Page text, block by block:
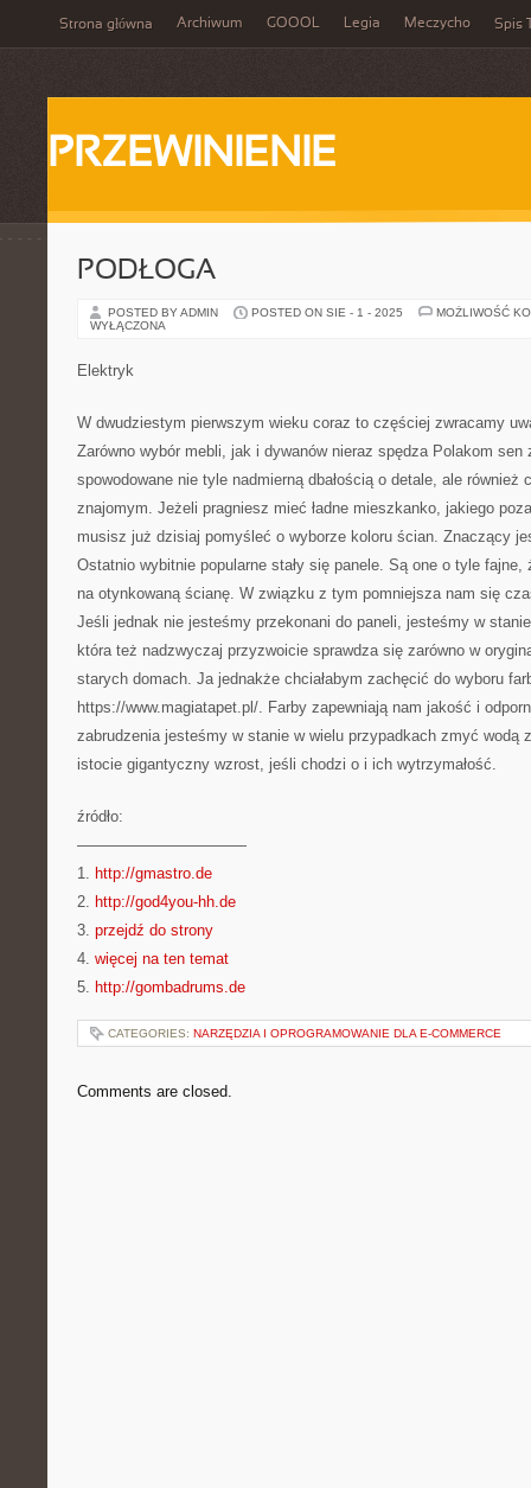
Strona główna Archiwum GOOOL Legia Meczycho Spis
PRZEWINIENIE
PODŁOGA
POSTED BY ADMIN POSTED ON SIE - 1 - 2025
MOŻLIWOŚĆ
WYŁĄCZONA
Elektryk
W dwudziestym pierwszym wieku coraz to częściej zwracamy
Zarówno wybór mebli, jak i dywanów nieraz spędza Polakom sen
spowodowane nie tyle nadmierną dbałością o detale, ale również
znajomym. Jeżeli pragniesz mieć ładne mieszkanko, jakiego
musisz już dzisiaj pomyśleć o wyborze koloru ścian. Znaczący
Ostatnio wybitnie popularne stały się panele. Są one o tyle fajne,
na otynkowaną ścianę. W związku z tym pomniejsza nam się
Jeśli jednak nie jesteśmy przekonani do paneli, jesteśmy w
która też nadzwyczaj przyzwoicie sprawdza się zarówno w
starych domach. Ja jednakże chciałabym zachęcić do wyboru
https://www.magiatapet.pl/. Farby zapewniają nam jakość i
zabrudzenia jesteśmy w stanie w wielu przypadkach zmyć wodą
istocie gigantyczny wzrost, jeśli chodzi o i ich wytrzymałość.
źródło:
———————————
1. http://gmastro.de
2. http://god4you-hh.de
3. przejdź do strony
4. więcej na ten temat
5. http://gombadrums.de
CATEGORIES: NARZĘDZIA I OPROGRAMOWANIE DLA E-COMMERCE
Comments are closed.